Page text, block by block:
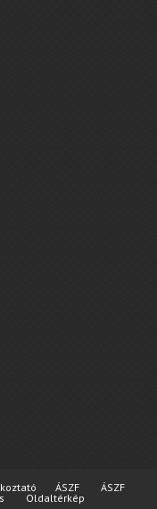
ÁSZF
ÁSZF
Oldaltérkép